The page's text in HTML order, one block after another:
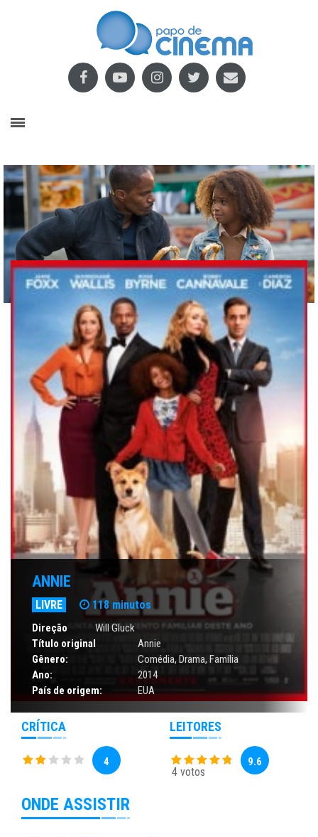
ANNIE
LIVRE 118 minutos
Direção
Will Gluck
Título original
Annie
Gênero:
Comédia, Drama, Família
Ano:
2014
País de origem:
EUA
CRÍTICA
4
LEITORES
4 votos
9.6
ONDE ASSISTIR